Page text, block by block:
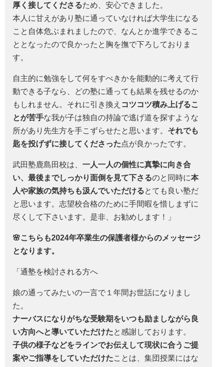
厚く接してくださるため、安心できました。
本人に甘えがあり塾に通っていなければ大学生になる
こと自体危ぶまれましたので、なんとか進学できるこ
ととなったので良かったと胸を撫で下ろしておりま
す。
自主的に勉強をして何をすべきかを能動的に考えて行
動できる子なら、どの塾に通っても結果を残せるのか
もしれません。それに引き換え コツコツ積み上げるこ
とが苦手な我が子は独自の持論で逃げ道を探すような
所があり先生方を手こずらせたと思います。 それでも
匙を投げずに接してくださった点が良かったです。
武田塾鹿島田校は、 一人一人の個性に真摯に向き合
い、最後までしっかり面倒を見て下さるのと同時に本
人や家族の気持ちも汲んでいただけるとても良い塾だ
と思います。志望校合格のために手間暇を惜しまずに
尽くして下さいます。是非、お勧めします！」
🌸こちらも2024年卒業生の保護者様からのメッセージ
となります。
「通塾を検討される方へ
娘の通ってみたいの一言で１年間お世話になりまし
た。
ナーバスになりがちな受験期をいつも励ましながら良
い方向へと導いていただけたと感謝しております。
子供の様子などをラインでお伝えして現状に合うご提
案やご指導をしていただけたことは、集団授業にはな